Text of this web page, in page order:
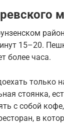
15–20.
более часа.
только
стоянка,
с собой
в